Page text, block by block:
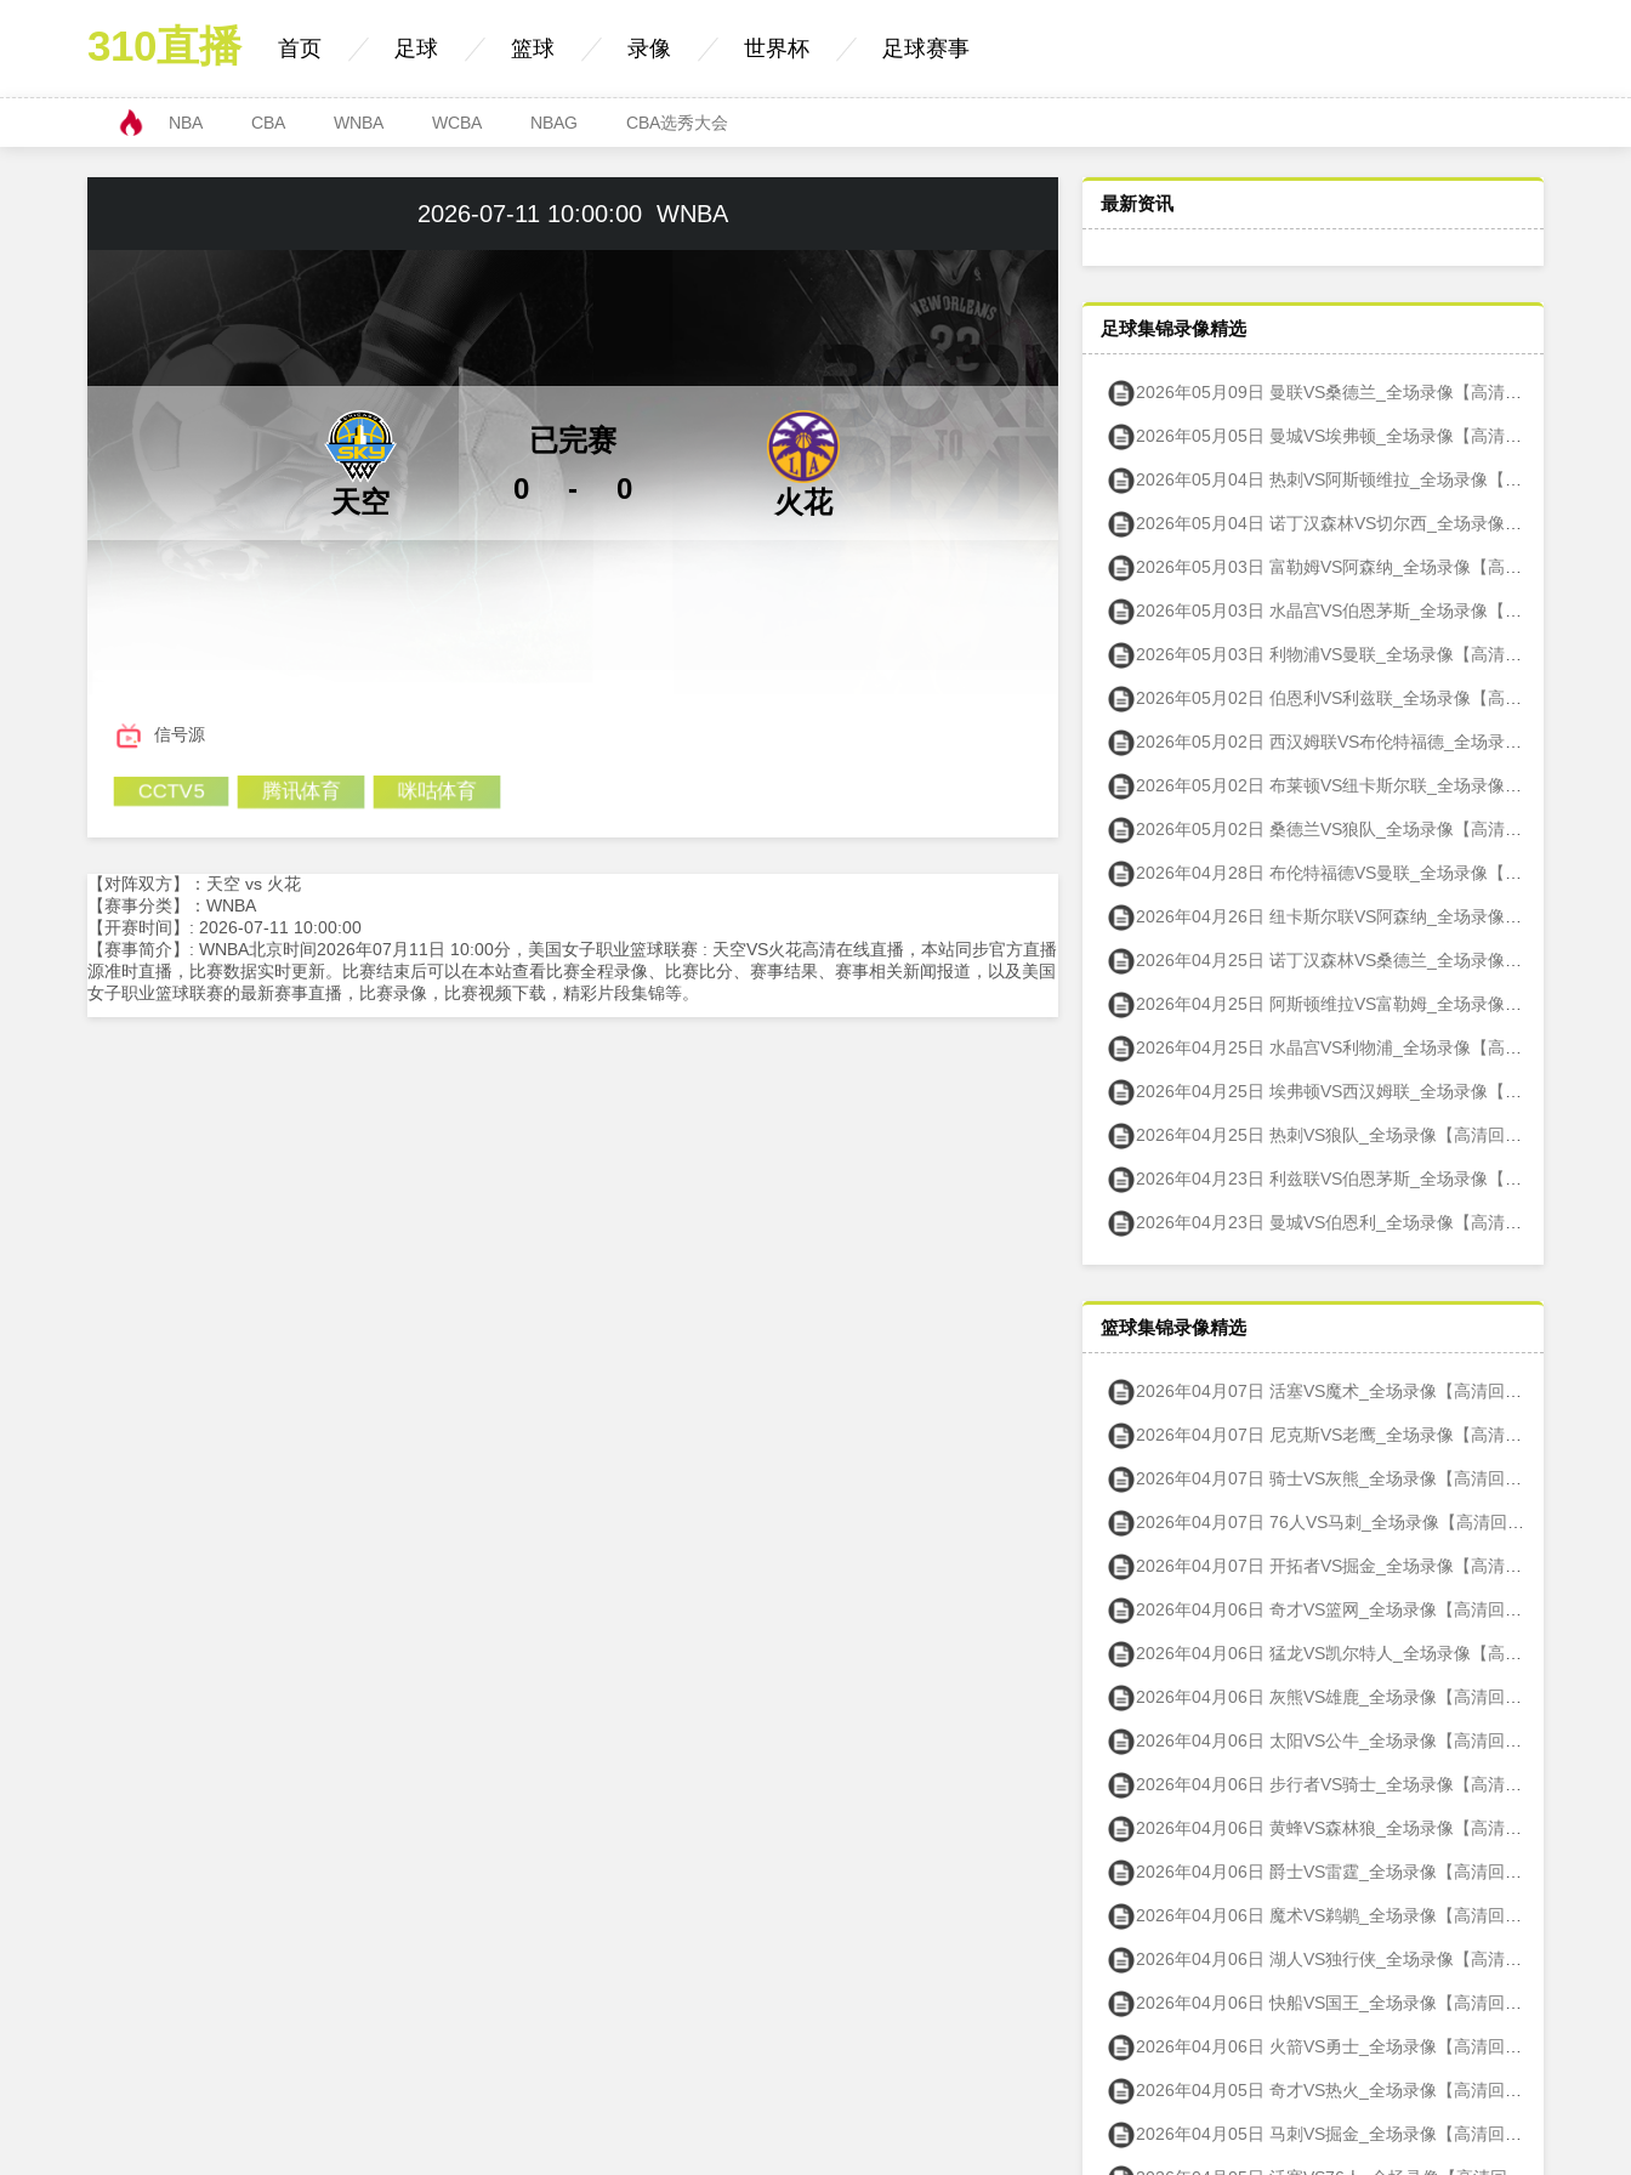
310直播 首页 足球 篮球 录像 世界杯 足球赛事
NBA CBA WNBA WCBA NBAG CBA选秀大会
2026-07-11 10:00:00 WNBA
天空 0 - 0
已完赛
火花
信号源
CCTV5 腾讯体育 咪咕体育
【对阵双方】：天空 vs 火花
【赛事分类】：WNBA
【开赛时间】: 2026-07-11 10:00:00
【赛事简介】: WNBA北京时间2026年07月11日 10:00分，美国女子职业篮球联赛 : 天空VS火花高清在线直播，本站同步官方直播
源准时直播，比赛数据实时更新。比赛结束后可以在本站查看比赛全程录像、比赛比分、赛事结果、赛事相关新闻报道，以及美国
女子职业篮球联赛的最新赛事直播，比赛录像，比赛视频下载，精彩片段集锦等。
最新资讯
足球集锦录像精选
2026年05月09日 曼联VS桑德兰_全场录像【高清回放】
2026年05月05日 曼城VS埃弗顿_全场录像【高清回放】
2026年05月04日 热刺VS阿斯顿维拉_全场录像【高清回放】
2026年05月04日 诺丁汉森林VS切尔西_全场录像【高清回放】
2026年05月03日 富勒姆VS阿森纳_全场录像【高清回放】
2026年05月03日 水晶宫VS伯恩茅斯_全场录像【高清回放】
2026年05月03日 利物浦VS曼联_全场录像【高清回放】
2026年05月02日 伯恩利VS利兹联_全场录像【高清回放】
2026年05月02日 西汉姆联VS布伦特福德_全场录像【高清回放】
2026年05月02日 布莱顿VS纽卡斯尔联_全场录像【高清回放】
2026年05月02日 桑德兰VS狼队_全场录像【高清回放】
2026年04月28日 布伦特福德VS曼联_全场录像【高清回放】
2026年04月26日 纽卡斯尔联VS阿森纳_全场录像【高清回放】
2026年04月25日 诺丁汉森林VS桑德兰_全场录像【高清回放】
2026年04月25日 阿斯顿维拉VS富勒姆_全场录像【高清回放】
2026年04月25日 水晶宫VS利物浦_全场录像【高清回放】
2026年04月25日 埃弗顿VS西汉姆联_全场录像【高清回放】
2026年04月25日 热刺VS狼队_全场录像【高清回放】
2026年04月23日 利兹联VS伯恩茅斯_全场录像【高清回放】
2026年04月23日 曼城VS伯恩利_全场录像【高清回放】
篮球集锦录像精选
2026年04月07日 活塞VS魔术_全场录像【高清回放】
2026年04月07日 尼克斯VS老鹰_全场录像【高清回放】
2026年04月07日 骑士VS灰熊_全场录像【高清回放】
2026年04月07日 76人VS马刺_全场录像【高清回放】
2026年04月07日 开拓者VS掘金_全场录像【高清回放】
2026年04月06日 奇才VS篮网_全场录像【高清回放】
2026年04月06日 猛龙VS凯尔特人_全场录像【高清回放】
2026年04月06日 灰熊VS雄鹿_全场录像【高清回放】
2026年04月06日 太阳VS公牛_全场录像【高清回放】
2026年04月06日 步行者VS骑士_全场录像【高清回放】
2026年04月06日 黄蜂VS森林狼_全场录像【高清回放】
2026年04月06日 爵士VS雷霆_全场录像【高清回放】
2026年04月06日 魔术VS鹈鹕_全场录像【高清回放】
2026年04月06日 湖人VS独行侠_全场录像【高清回放】
2026年04月06日 快船VS国王_全场录像【高清回放】
2026年04月06日 火箭VS勇士_全场录像【高清回放】
2026年04月05日 奇才VS热火_全场录像【高清回放】
2026年04月05日 马刺VS掘金_全场录像【高清回放】